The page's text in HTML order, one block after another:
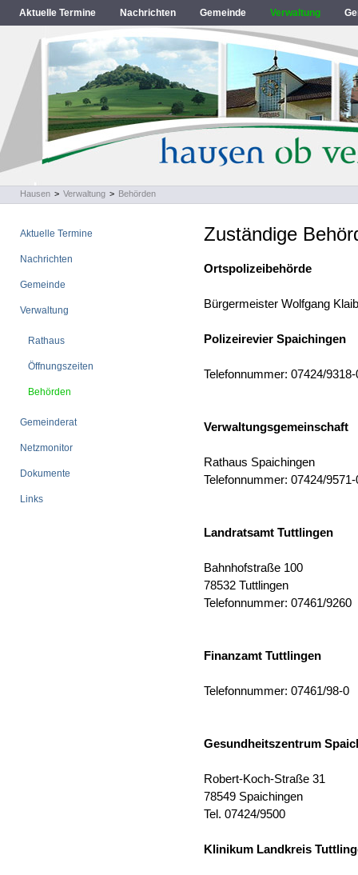
Aktuelle Termine Nachrichten Gemeinde Verwaltung
Hausen > Verwaltung > Behörden
Aktuelle Termine
Nachrichten
Gemeinde
Verwaltung
Rathaus
Öffnungszeiten
Behörden
Gemeinderat
Netzmonitor
Dokumente
Links
Zuständige
Ortspolizeibehörde
Bürgermeister Wolfgang
Polizeirevier Spaichingen
Telefonnummer: 07424/9318-
Verwaltungsgemeinschaft
Rathaus Spaichingen
Telefonnummer: 07424/9571-
Landratsamt Tuttlingen
Bahnhofstraße 100
78532 Tuttlingen
Telefonnummer: 07461/
Finanzamt Tuttlingen
Telefonnummer: 07461/98-0
Gesundheitszentrum
Robert-Koch-Straße 31
78549 Spaichingen
Tel. 07424/9500
Klinikum Landkreis